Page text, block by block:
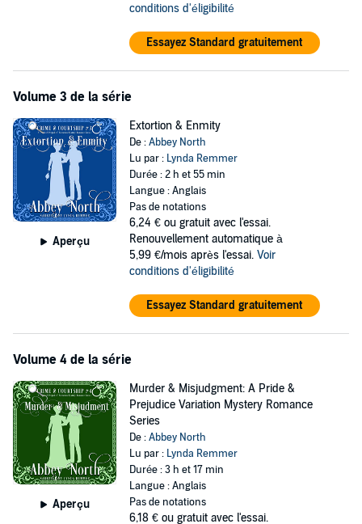
conditions d'éligibilité
Essayez Standard gratuitement
Volume 3 de la série
Aperçu
Extortion & Enmity
De :Abbey North
Lu par : Lynda Remmer
Durée : 2 h et 55 min
Langue : Anglais
Pas de notations
6,24 € ou gratuit avec l'essai.
Renouvellement automatique à
5,99 €/mois après l'essai. Voir
conditions d'éligibilité
Essayez Standard gratuitement
Volume 4 de la série
Aperçu
Murder & Misjudgment: A Pride &
Prejudice Variation Mystery Romance
Series
De :Abbey North
Lu par : Lynda Remmer
Durée : 3 h et 17 min
Langue : Anglais
Pas de notations
6,18 € ou gratuit avec l'essai.